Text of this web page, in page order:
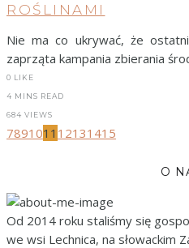
ROŚLINAMI
Nie ma co ukrywać, że
zaprząta kampania zbierania
0 LIKE
4 MINS READ
684 VIEWS
7891011 12131415
O
Od 2014 roku staliśmy się
we wsi Lechnica, na słowackim